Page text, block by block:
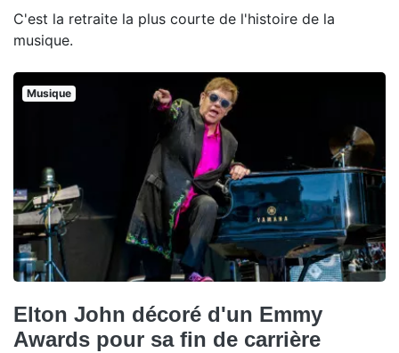
C'est la retraite la plus courte de l'histoire de la
musique.
Musique
Elton John décoré d'un Emmy
Awards pour sa fin de carrière